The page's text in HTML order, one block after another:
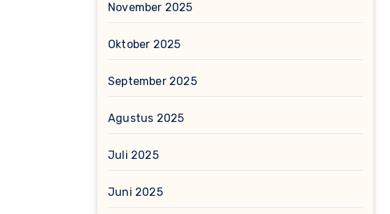
November 2025
Oktober 2025
September 2025
Agustus 2025
Juli 2025
Juni 2025